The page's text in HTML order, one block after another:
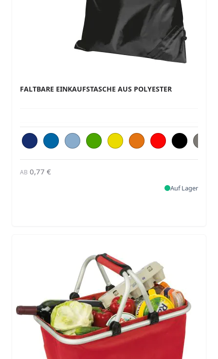
FALTBARE EINKAUFSTASCHE AUS POLYESTER
AB 0,77 €
Auf Lager